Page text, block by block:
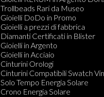
Componenti per Bracciali,
Fedine
Orecchini
Diamanti in Blister
DoDo KIT PULIZIA GIOIELLI
Trollbeads Rari da Museo
Gioielli DoDo in Promo
Gioielli a prezzi di fabbrica
Diamanti Certificati in Blister
Gioielli in Argento
Gioielli in Acciaio
Cinturini Orologi
Cinturini Compatibili Swatch
Solo Tempo Energia Solare
Crono Energia Solare